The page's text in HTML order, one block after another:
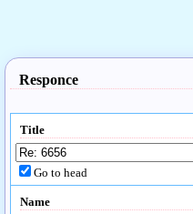
Responce
Title
Go to head
Name